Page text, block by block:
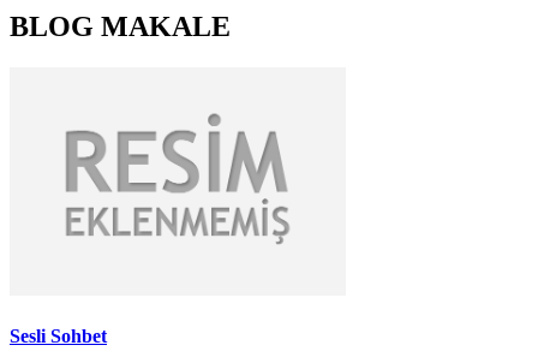
BLOG MAKALE
Sesli Sohbet